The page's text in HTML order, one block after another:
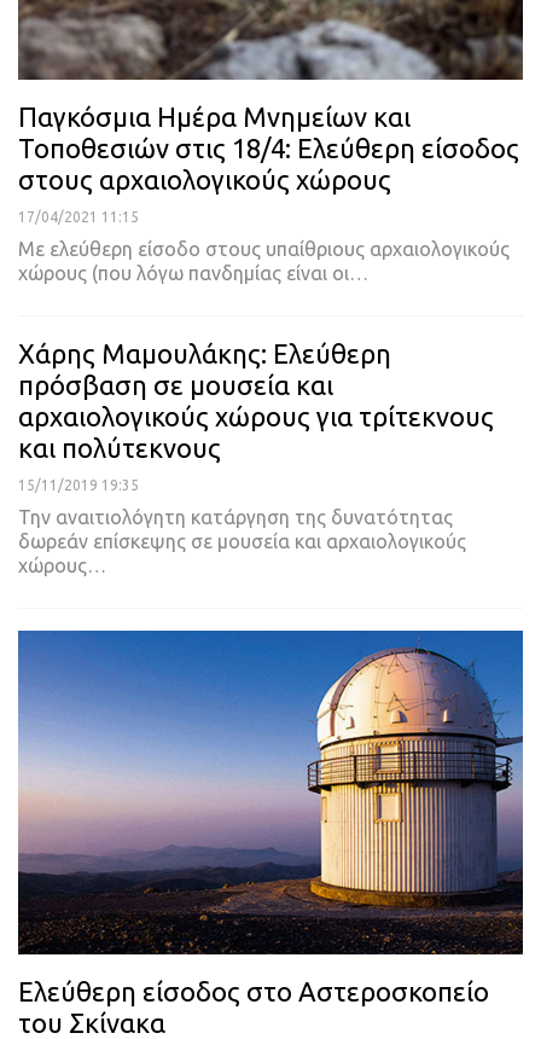
Παγκόσμια Ημέρα Μνημείων και
Τοποθεσιών στις 18/4: Ελεύθερη είσοδος
στους αρχαιολογικούς χώρους
17/04/2021 11:15
Με ελεύθερη είσοδο στους υπαίθριους αρχαιολογικούς
χώρους (που λόγω πανδημίας είναι οι…
Χάρης Μαμουλάκης: Ελεύθερη
πρόσβαση σε μουσεία και
αρχαιολογικούς χώρους για τρίτεκνους
και πολύτεκνους
15/11/2019 19:35
Την αναιτιολόγητη κατάργηση της δυνατότητας
δωρεάν επίσκεψης σε μουσεία και αρχαιολογικούς
χώρους…
Ελεύθερη είσοδος στο Αστεροσκοπείο
του Σκίνακα